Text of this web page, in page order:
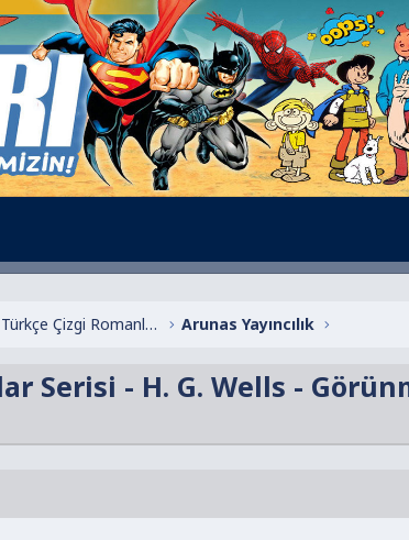
Henüz Başlık Açılmamış Türkçe Çizgi Romanlar Arunas Yayıncılık
Serisi - H. G. Wells -